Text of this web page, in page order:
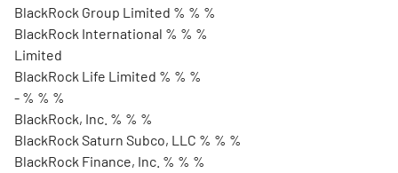
BlackRock Group Limited % % %
BlackRock International % % %
Limited
BlackRock Life Limited % % %
- % % %
BlackRock, Inc. % % %
BlackRock Saturn Subco, LLC % % %
BlackRock Finance, Inc. % % %